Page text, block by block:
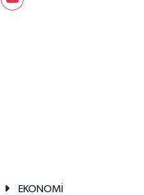
EKONOMİ